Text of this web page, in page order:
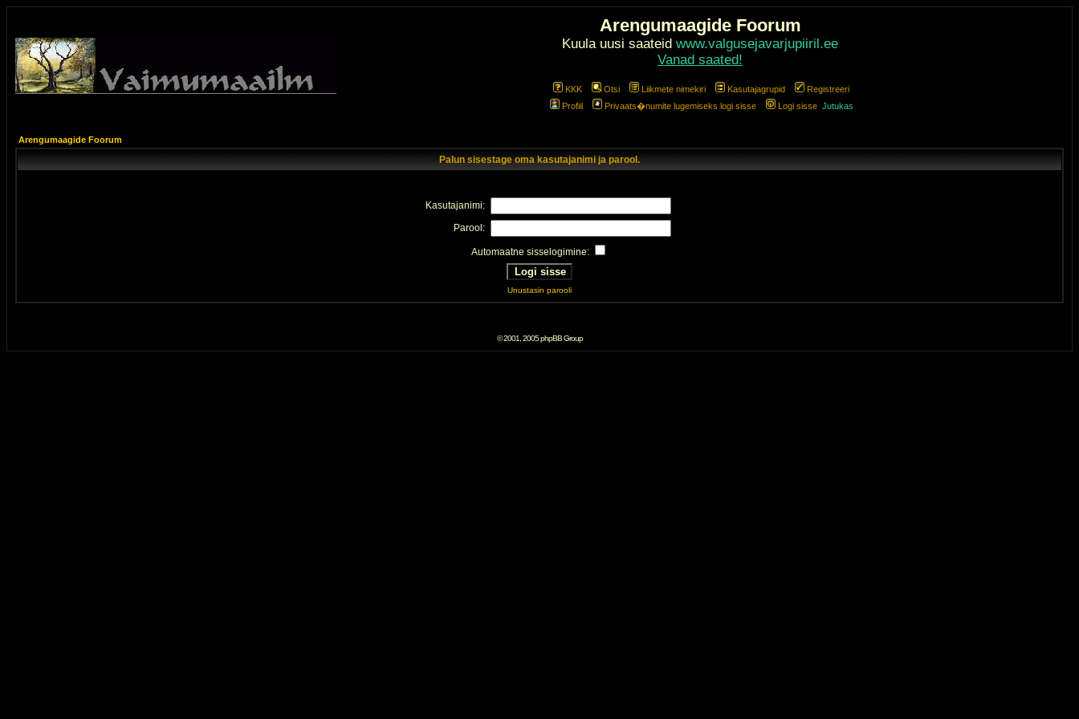
Arengumaagide Foorum
Kuula uusi saateid www.valgusejavarjupiiril.ee
Vanad saated!
KKK Otsi Liikmete nimekiri Kasutajagrupid
Registreeri
Profiil
Privaats�numite lugemiseks logi sisse Logi sisse Jutukas
Arengumaagide Foorum
Palun sisestage oma kasutajanimi ja parool.
Kasutajanimi:
Parool:
Automaatne sisselogimine:
Unustasin parooli
© 2001, 2005 phpBB Group